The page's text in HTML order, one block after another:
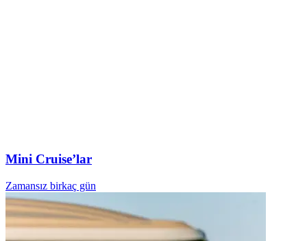
Mini Cruise’lar
Zamansız birkaç gün